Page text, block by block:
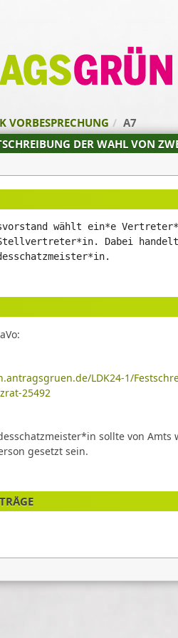
VORBESPRECHUNG
A7
DER WAHL VON
wählt ein*e
Dabei
LDK24-1/
25492
sollte von
gesetzt sein.